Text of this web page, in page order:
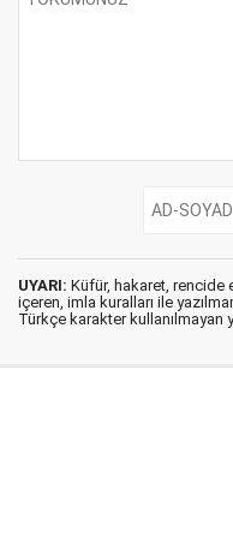
UYARI: Küfür, hakaret, rencide
içeren, imla kuralları ile
Türkçe karakter kullanılmayan